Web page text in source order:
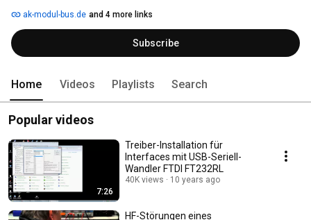
ak-modul-bus.de and 4 more links
Subscribe
Home Videos Playlists Search
Popular videos
7:26
Treiber-Installation für
Interfaces mit USB-Seriell-
Wandler FTDI FT232RL
40K views 10 years ago
HF-Störungen eines